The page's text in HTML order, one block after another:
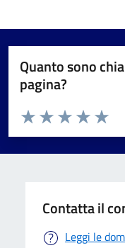
Quanto sono
pagina?
Valuta da 1 a 5 stelle la
Valuta 4
Valuta 3
Valuta 2 stelle su
Valuta 1 stelle su 5
Contatta il
Leggi le